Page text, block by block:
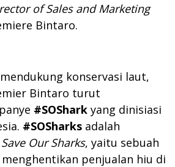
of Sales and Marketing
Bintaro.
konservasi laut,
Bintaro turut
#SOShark yang dinisiasi
#SOSharks adalah
Save Our Sharks, yaitu sebuah
penjualan hiu di